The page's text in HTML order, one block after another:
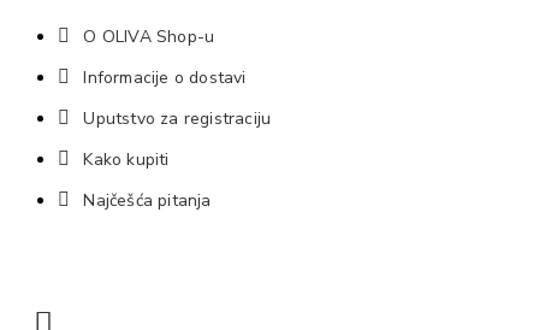
O OLIVA Shop-u
Informacije o dostavi
Uputstvo za registraciju
Kako kupiti
Najčešća pitanja